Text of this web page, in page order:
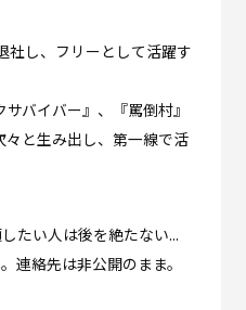
社し、フリーとして活躍す
サバイバー』、『罵倒村』
と生み出し、第一線で活
たい人は後を絶たない...
連絡先は非公開のまま。